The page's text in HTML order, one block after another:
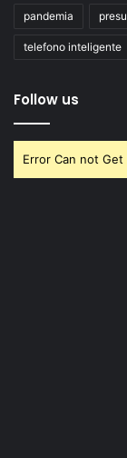
pandemia
telefono inteligente
Follow us
Error Can not